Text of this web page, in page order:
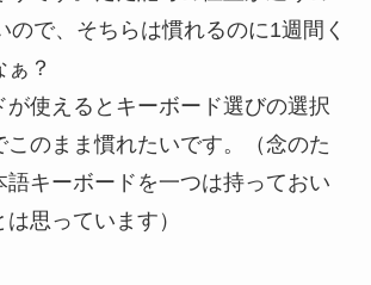
ので、そちらは慣れるのに1週間く
？
が使えるとキーボード選びの選択
このまま慣れたいです。（念のた
語キーボードを一つは持っておい
思っています）